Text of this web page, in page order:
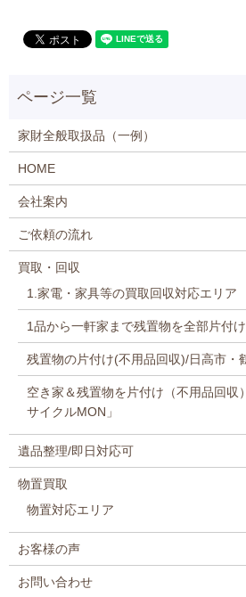
家財全般取扱品（一例）
HOME
会社案内
ご依頼の流れ
買取・回収
1.家電・家具等の買取回収対応エリア
1品から一軒家まで残置物を全部片付
残置物の片付け(不用品回収)/日高市・
空き家＆残置物を片付け（不用品回収
サイクルMON」
遺品整理/即日対応可
物置買取
物置対応エリア
お客様の声
お問い合わせ